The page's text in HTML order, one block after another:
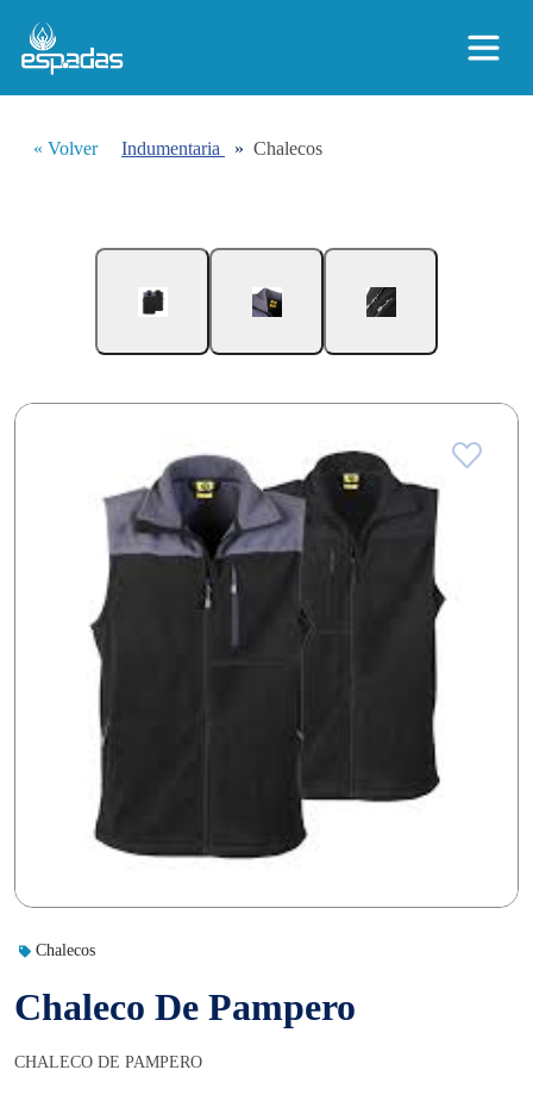
« Volver Indumentaria » Chalecos
Chalecos
Chaleco De Pampero
CHALECO DE PAMPERO